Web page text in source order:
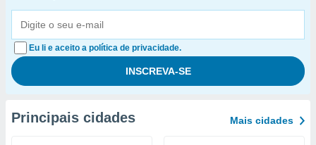
Eu li e aceito a política de privacidade.
Principais cidades Mais cidades